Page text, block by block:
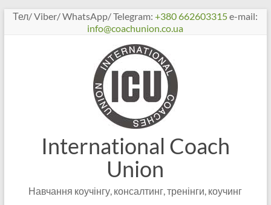
Перейти
Тел/ Viber/ WhatsApp/ Telegram:+380 662603315e-mail:
info@coachunion.co.ua
International Coach
Union
Навчання коучінгу, консалтинг, тренінги, коучинг